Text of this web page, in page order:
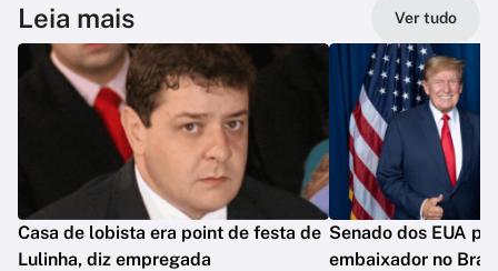
Leia mais Ver tudo
Casa de lobista era point de festa de
Lulinha, diz empregada
Senado dos EUA
embaixador no